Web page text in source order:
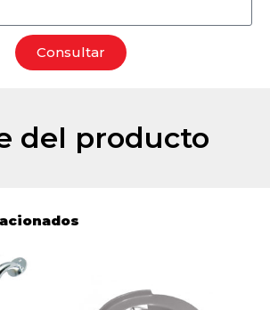
Consultar
del producto